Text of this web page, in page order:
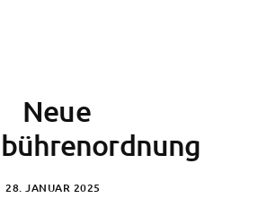
Neue
28. JANUAR 2025